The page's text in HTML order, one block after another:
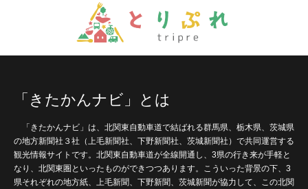
「きたかんナビ」とは
「きたかんナビ」は、北関東自動車道で結ばれる群馬県、栃木県、茨城県
の地方新聞社３社（上毛新聞社、下野新聞社、茨城新聞社）で共同運営する
観光情報サイトです。北関東自動車道が全線開通し、3県の行き来が手軽と
なり、北関東圏といったものができつつあります。こういった背景の下、3
県それぞれの地方紙、上毛新聞、下野新聞、茨城新聞が協力して、この北関